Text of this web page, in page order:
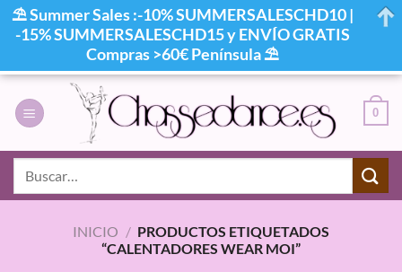
contenido
0
INICIO / PRODUCTOS ETIQUETADOS
“CALENTADORES WEAR MOI”
⛱ Summer Sales :-10% SUMMERSALESCHD10 |
-15% SUMMERSALESCHD15 y ENVÍO GRATIS
Compras >60€ Península ⛱